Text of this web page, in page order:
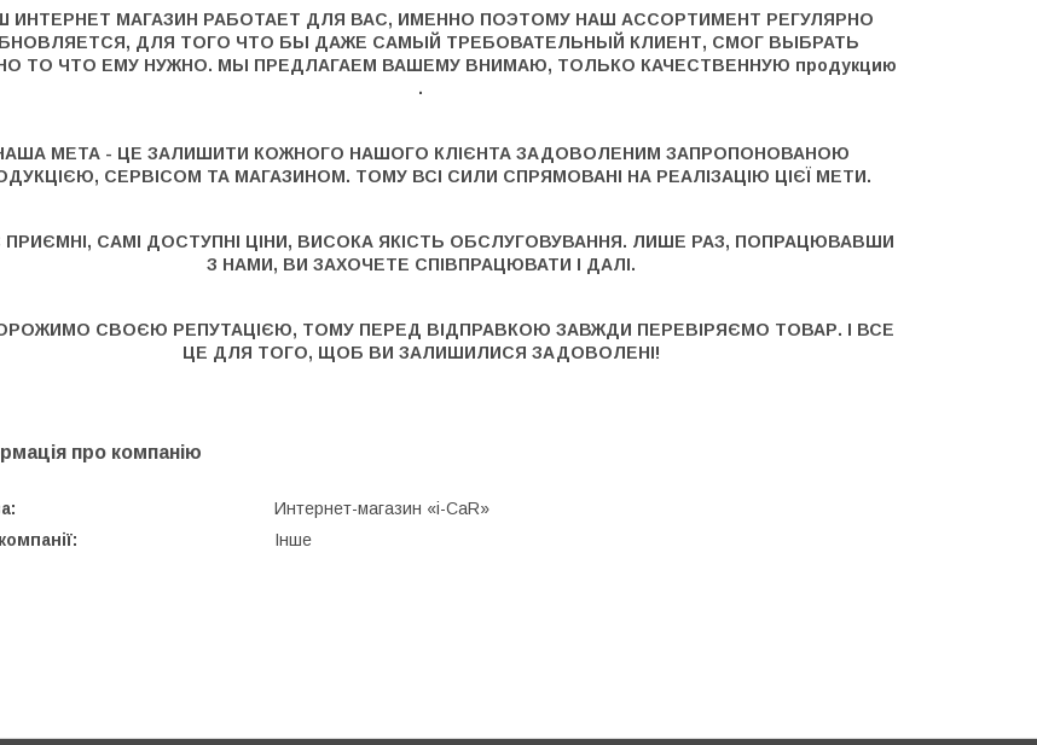
ИНТЕРНЕТ МАГАЗИН РАБОТАЕТ ДЛЯ ВАС, ИМЕННО ПОЭТОМУ НАШ АССОРТИМЕНТ РЕГУЛЯРНО
ДЛЯ ТОГО ЧТО БЫ ДАЖЕ САМЫЙ ТРЕБОВАТЕЛЬНЫЙ КЛИЕНТ, СМОГ ВЫБРАТЬ
ТО ЧТО ЕМУ НУЖНО. МЫ ПРЕДЛАГАЕМ ВАШЕМУ ВНИМАЮ, ТОЛЬКО КАЧЕСТВЕННУЮ продукцию
.
МЕТА - ЦЕ ЗАЛИШИТИ КОЖНОГО НАШОГО КЛІЄНТА ЗАДОВОЛЕНИМ ЗАПРОПОНОВАНОЮ
СЕРВІСОМ ТА МАГАЗИНОМ. ТОМУ ВСІ СИЛИ СПРЯМОВАНІ НА РЕАЛІЗАЦІЮ ЦІЄЇ МЕТИ.
ПРИЄМНІ, САМІ ДОСТУПНІ ЦІНИ, ВИСОКА ЯКІСТЬ ОБСЛУГОВУВАННЯ. ЛИШЕ РАЗ, ПОПРАЦЮВАВШИ
З НАМИ, ВИ ЗАХОЧЕТЕ СПІВПРАЦЮВАТИ І ДАЛІ.
СВОЄЮ РЕПУТАЦІЄЮ, ТОМУ ПЕРЕД ВІДПРАВКОЮ ЗАВЖДИ ПЕРЕВІРЯЄМО ТОВАР. І ВСЕ
ЦЕ ДЛЯ ТОГО, ЩОБ ВИ ЗАЛИШИЛИСЯ ЗАДОВОЛЕНІ!
про компанію
Интернет-магазин «i-CaR»
Інше